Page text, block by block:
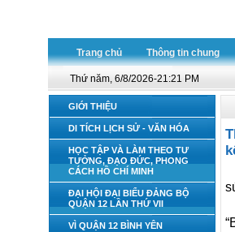
Trang chủ Thông tin chung
Thứ năm, 6/8/2026-21:21 PM
GIỚI THIỆU
DI TÍCH LỊCH SỬ - VĂN HÓA
HỌC TẬP VÀ LÀM THEO TƯ
TƯỞNG, ĐẠO ĐỨC, PHONG
CÁCH HỒ CHÍ MINH
ĐẠI HỘI ĐẠI BIỂU ĐẢNG BỘ
QUẬN 12 LẦN THỨ VII
VÌ QUẬN 12 BÌNH YÊN